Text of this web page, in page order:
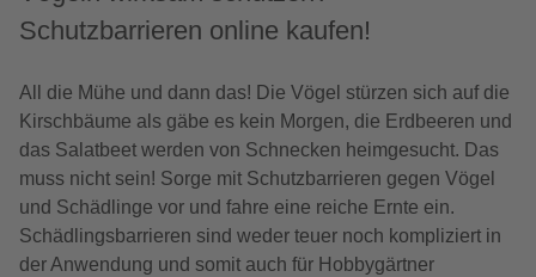
Schutzbarrieren online kaufen!
All die Mühe und dann das! Die Vögel stürzen sich auf die
Kirschbäume als gäbe es kein Morgen, die Erdbeeren und
das Salatbeet werden von Schnecken heimgesucht. Das
muss nicht sein! Sorge mit Schutzbarrieren gegen Vögel
und Schädlinge vor und fahre eine reiche Ernte ein.
Schädlingsbarrieren sind weder teuer noch kompliziert in
der Anwendung und somit auch für Hobbygärtner